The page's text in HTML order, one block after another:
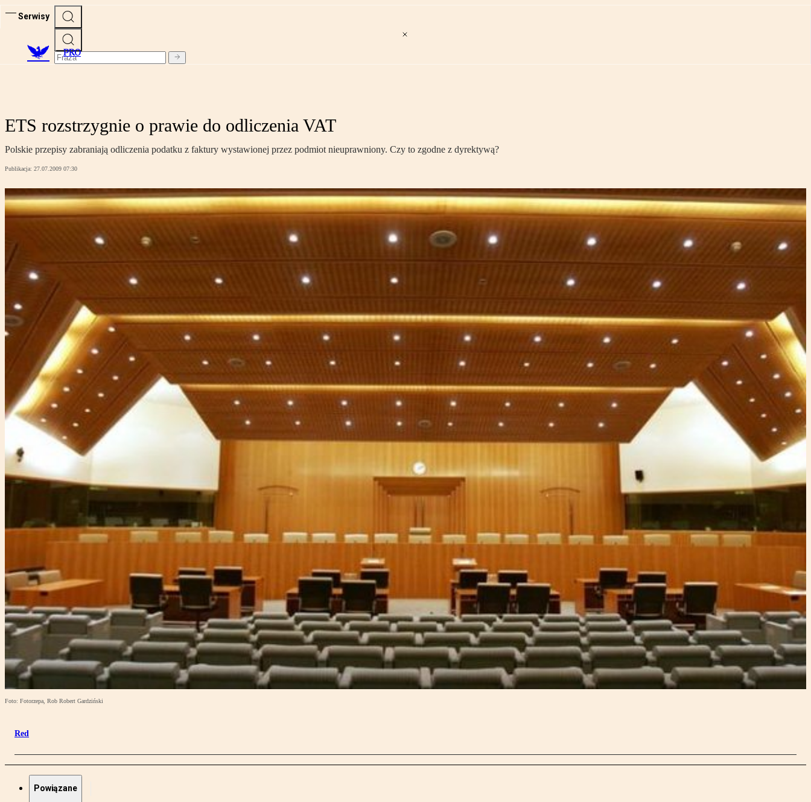
Serwisy
PRO
ETS rozstrzygnie o prawie do odliczenia VAT
Polskie przepisy zabraniają odliczenia podatku z faktury wystawionej przez podmiot nieuprawniony. Czy to zgodne z dyrektywą?
Publikacja: 27.07.2009 07:30
Foto: Fotorzepa, Rob Robert Gardziński
Red
Powiązane